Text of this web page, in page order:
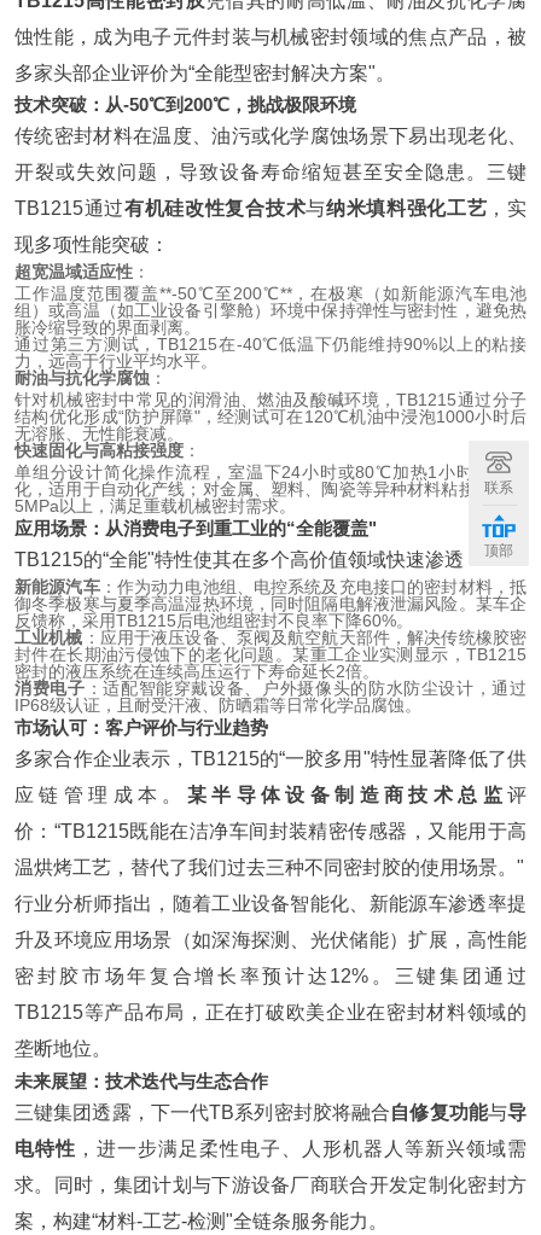
蚀性能，成为电子元件封装与机械密封领域的焦点产品，被
多家头部企业评价为“全能型密封解决方案"。
技术突破：从-50℃到200℃，挑战极限环境
传统密封材料在温度、油污或化学腐蚀场景下易出现老化、
开裂或失效问题，导致设备寿命缩短甚至安全隐患。三键
TB1215通过有机硅改性复合技术与纳米填料强化工艺 ，实
现多项性能突破：
超宽温域适应性 ：
工作温度范围覆盖**-50℃至200℃**，在极寒（如新能源汽车电池
组）或高温（如工业设备引擎舱）环境中保持弹性与密封性，避免热
胀冷缩导致的界面剥离。
通过第三方测试，TB1215在-40℃低温下仍能维持90%以上的粘接
力，远高于行业平均水平。
耐油与抗化学腐蚀 ：
针对机械密封中常见的润滑油、燃油及酸碱环境，TB1215通过分子
结构优化形成“防护屏障"，经测试可在120℃机油中浸泡1000小时后
无溶胀、无性能衰减。
快速固化与高粘接强度 ：
单组分设计简化操作流程，室温下24小时或80℃加热1小时即可固
化，适用于自动化产线；对金属、塑料、陶瓷等异种材料粘接强度达
5MPa以上，满足重载机械密封需求。
应用场景：从消费电子到重工业的“全能覆盖"
TB1215的“全能"特性使其在多个高价值领域快速渗透：
新能源汽车： 作为动力电池组、电控系统及充电接口的密封材料，抵
御冬季极寒与夏季高温湿热环境，同时阻隔电解液泄漏风险。某车企
反馈称，采用TB1215后电池组密封不良率下降60%。
工业机械 ： 应用于液压设备、泵阀及航空航天部件，解决传统橡胶密
封件在长期油污侵蚀下的老化问题。某重工企业实测显示，TB1215
密封的液压系统在连续高压运行下寿命延长2倍。
消费电子 ：适配智能穿戴设备、户外摄像头的防水防尘设计，通过
IP68级认证，且耐受汗液、防晒霜等日常化学品腐蚀。
市场认可：客户评价与行业趋势
多家合作企业表示，TB1215的“一胶多用"特性显著降低了供
应链管理成本。 某半导体设备制造商技术总监评
价：“TB1215既能在洁净车间封装精密传感器，又能用于高
温烘烤工艺，替代了我们过去三种不同密封胶的使用场景。"
行业分析师指出，随着工业设备智能化、新能源车渗透率提
升及环境应用场景（如深海探测、光伏储能）扩展，高性能
密封胶市场年复合增长率预计达12%。三键集团通过
TB1215等产品布局，正在打破欧美企业在密封材料领域的
垄断地位。
未来展望：技术迭代与生态合作
三键集团透露，下一代TB系列密封胶将融合自修复功能与导
电特性 ，进一步满足柔性电子、人形机器人等新兴领域需
求。同时，集团计划与下游设备厂商联合开发定制化密封方
案，构建“材料-工艺-检测"全链条服务能力。
联系
顶部